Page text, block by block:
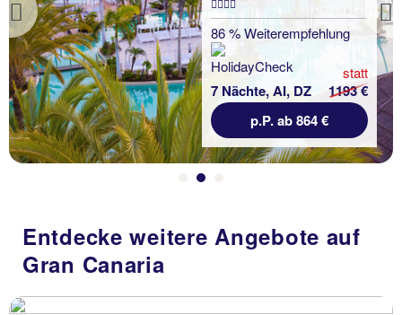
Previous 86 % Weiterempfehlung
7 Nächte, AI, DZ
statt
1193 €
p.P. ab 864 €
Entdecke weitere Angebote auf
Gran Canaria